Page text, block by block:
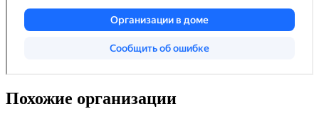
Похожие организации